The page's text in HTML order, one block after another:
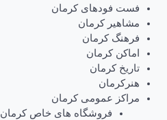
فست فودهای کرمان
مشاهیر کرمان
فرهنگ کرمان
اماکن کرمان
تاریخ کرمان
هنرکرمان
مراکز عمومی کرمان
فروشگاه های خاص کرمان